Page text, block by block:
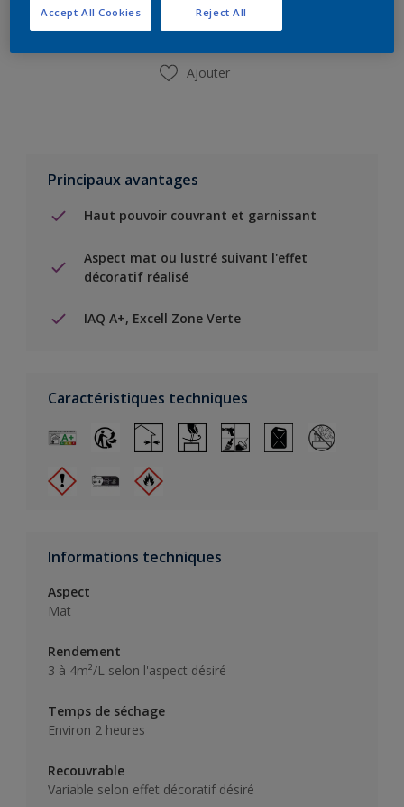
Trouver un magasin
Ajouter
Principaux avantages
Haut pouvoir couvrant et garnissant
Aspect mat ou lustré suivant l'effet
décoratif réalisé
IAQ A+, Excell Zone Verte
Caractéristiques techniques
Informations techniques
Aspect
Mat
Rendement
3 à 4m²/L selon l'aspect désiré
Temps de séchage
Environ 2 heures
Recouvrable
Variable selon effet décoratif désiré
Reject All
Accept All Cookies